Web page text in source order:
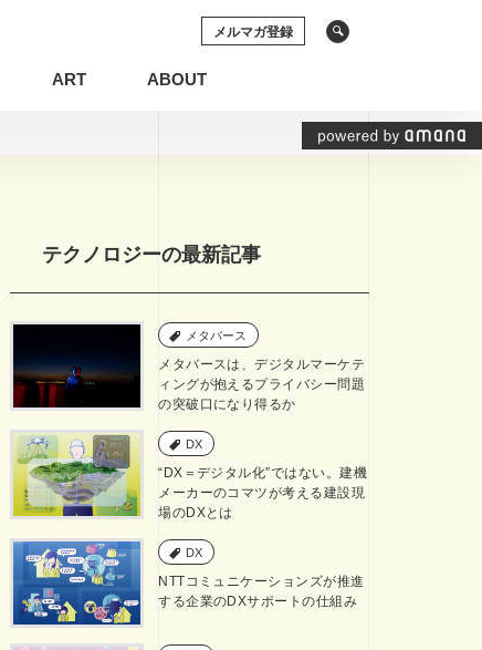
メルマガ登録
ART ABOUT
ソーシャルメディア
ECサイト
グラフィックレコーディング
知識 インナーブランディング
ンテンツマーケティング
テクノロジーの最新記事
メタバース
メタバースは、デジタルマーケテ
ィングが抱えるプライバシー問題
の突破口になり得るか
DX
“DX＝デジタル化”ではない。建機
メーカーのコマツが考える建設現
場のDXとは
DX
NTTコミュニケーションズが推進
する企業のDXサポートの仕組み